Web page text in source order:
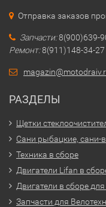
Отправка заказов
Запчасти:8(900)639-
Ремонт:8(911)148-34-27
РАЗДЕЛЫ
Щетки
Сани рыбацкие, сани-
Техника в сборе
Двигатели Lifan в
Двигатели в сборе
Запчасти для